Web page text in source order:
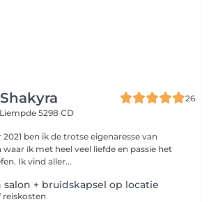
26
Liempde 5298 CD
2021 ben ik de trotse eigenaresse van
waar ik met heel veel liefde en passie het
kappersvak uitoefen. Ik vind aller...
salon + bruidskapsel op locatie
reiskosten